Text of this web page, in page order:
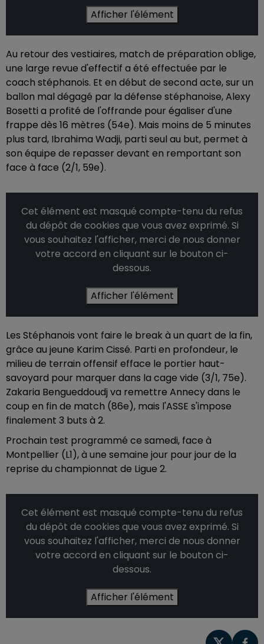
Afficher l'élément
Au retour des vestiaires, match de préparation oblige,
une large revue d'effectif a été effectuée par le
coach stéphanois. Et en début de second acte, sur un
ballon mal dégagé par la défense stéphanoise, Alexy
Bosetti a profité de l'offrande pour égaliser d'une
frappe dès 16 mètres (54e). Mais moins de 5 minutes
plus tard, Ibrahima Wadji, parti seul au but, permet à
son équipe de repasser devant en remportant son
face à face (2/1, 59e).
Cet élément est masqué compte-tenu du refus
du dépôt de cookies que vous avez exprimé. Si
vous souhaitez l'afficher, merci de nous donner
votre accord en cliquant sur le bouton ci-
dessous.
Afficher l'élément
Les Stéphanois vont faire le break à un quart de la fin,
grâce au jeune Karim Cissé. Parti en profondeur, le
milieu de terrain offensif efface le portier haut-
savoyard pour marquer dans la cage vide (3/1, 75e).
Zakaria Bengueddoudj va remettre Annecy dans le
coup en fin de match (86e), mais l'ASSE s'impose
finalement 3 buts à 2.
Prochain test programmé ce samedi, face à
Montpellier (L1), à une semaine jour pour jour de la
reprise du championnat de Ligue 2.
Cet élément est masqué compte-tenu du refus
du dépôt de cookies que vous avez exprimé. Si
vous souhaitez l'afficher, merci de nous donner
votre accord en cliquant sur le bouton ci-
dessous.
Afficher l'élément